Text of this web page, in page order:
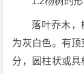
落叶乔木，
为灰白色。有
分，圆柱状或